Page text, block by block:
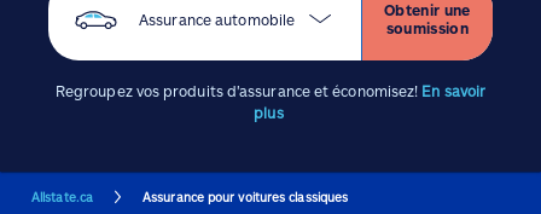
Assurance automobile
Obtenir une
soumission
Regroupez vos produits d'assurance et économisez! En savoir
plus
Allstate.ca Assurance pour voitures classiques